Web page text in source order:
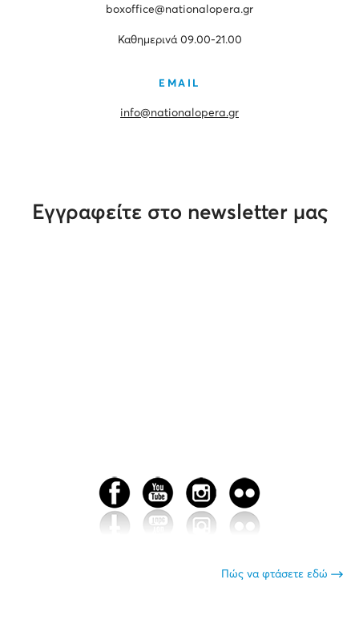
boxoffice@nationalopera.gr
Καθημερινά 09.00-21.00
EMAIL
info@nationalopera.gr
Εγγραφείτε στο newsletter μας
Πώς να φτάσετε εδώ